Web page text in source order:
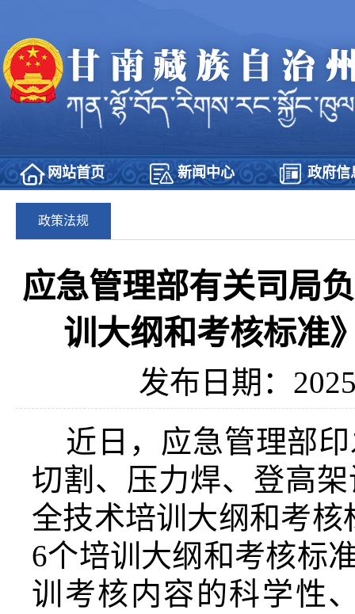
网站首页 新闻中心 政府信
政策法规
应急管理部有关司局
训大纲和考核标准
发布日期：
近日，应急管理部
切割、压力焊、登高
全技术培训大纲和考核
6个培训大纲和考核标
训考核内容的科学性